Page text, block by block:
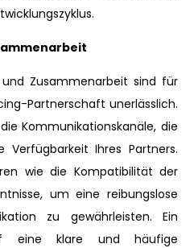
Zusammenarbeit sind für
Partnerschaft unerlässlich.
Kommunikationskanäle, die
Verfügbarkeit Ihres Partners.
wie die Kompatibilität der
um eine reibungslose
zu gewährleisten. Ein
eine klare und häufige